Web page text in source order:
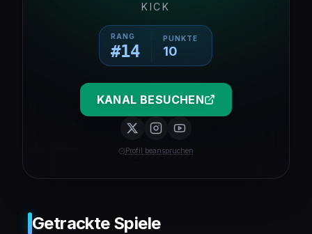
KICK
RANG
#14
PUNKTE
10
KANAL BESUCHEN
Profil beanspruchen
Getrackte Spiele